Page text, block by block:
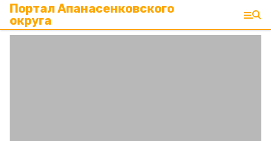
Портал Апанасенковского
округа